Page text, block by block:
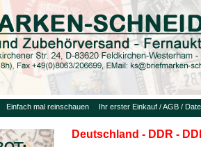
Einfach mal reinschauen Ihr erster Einkauf / AGB /
Deutschland - DDR -